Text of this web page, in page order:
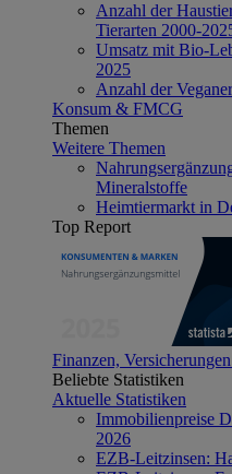
Anzahl der
Tierarten 2000-
Umsatz mit Bio-
2025
Anzahl der
Konsum & FMCG
Themen
Weitere Themen
Mineralstoffe
Heimtiermarkt in
Top Report
Finanzen,
Beliebte Statistiken
Aktuelle Statistiken
Immobilienpreise
2026
EZB-Leitzinsen: